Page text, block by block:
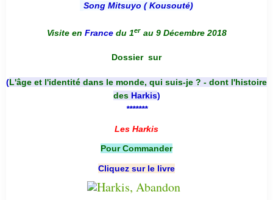
Song Mitsuyo ( Kousouté)
Visite en France du 1er au 9 Décembre 2018
Dossier sur
(L'âge et l'identité dans le monde, qui suis-je ? - dont l'histoire
des Harkis)
*******
Les Harkis
Pour Commander
Cliquez sur le livre